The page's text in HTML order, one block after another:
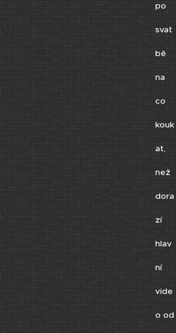
po
svat
bě
na
co
kouk
at,
než
dora
zí
hlav
ní
vide
o od